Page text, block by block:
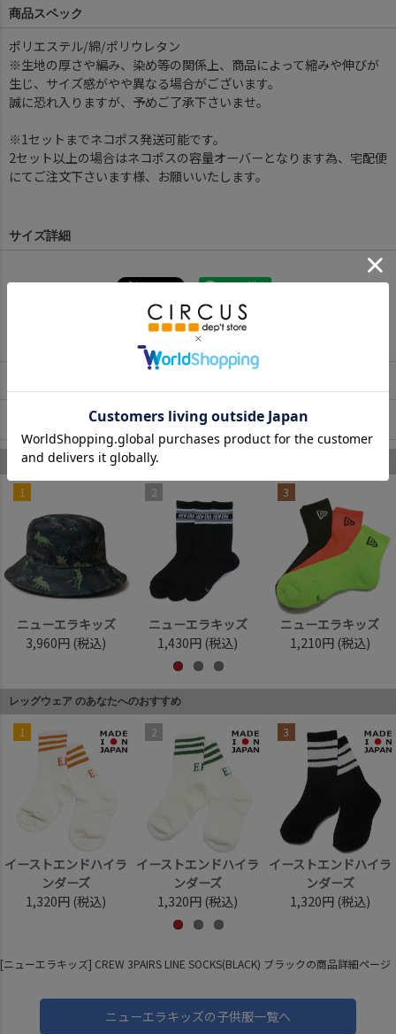
商品スペック
ポリエステル/綿/ポリウレタン
※生地の厚さや編み、染め等の関係上、商品によって縮みや伸びが
生じ、サイズ感がやや異なる場合がございます。
誠に恐れ入りますが、予めご了承下さいませ。
※1セットまでネコポス発送可能です。
2セット以上の場合はネコポスの容量オーバーとなります為、宅配便
にてご注文下さいます様、お願いいたします。
サイズ詳細
商品についてのお問い合わせ
ニューエラキッズ のあなたへのおすすめ
1
ニューエラキッズ
3,960円 (税込)
2
ニューエラキッズ
1,430円 (税込)
3
ニューエラキッズ
1,210円 (税込)
レッグウェア のあなたへのおすすめ
1
イーストエンドハイラ
ンダーズ
1,320円 (税込)
2
イーストエンドハイラ
ンダーズ
1,320円 (税込)
3
イーストエンドハイラ
ンダーズ
1,320円 (税込)
[ニューエラキッズ] CREW 3PAIRS LINE SOCKS(BLACK) ブラックの商品詳細ページ
ニューエラキッズの子供服一覧へ